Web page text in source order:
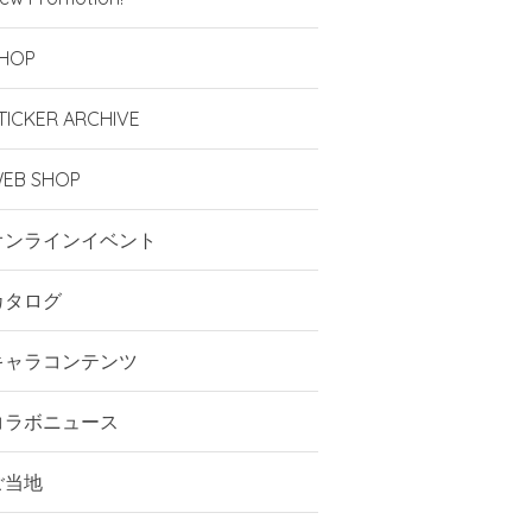
ARCHIVE
SHOP
ンラインイベント
タログ
ャラコンテンツ
ラボニュース
当地